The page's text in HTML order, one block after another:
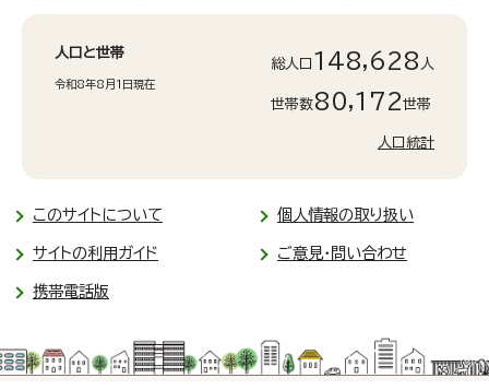
人口と世帯
令和8年8月1日現在
総人口 148,628 人
世帯数80,172世帯
人口統計
このサイトについて 個人情報の取り扱い
サイトの利用ガイド ご意見・問い合わせ
携帯電話版